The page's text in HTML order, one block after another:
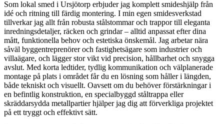
Som lokal smed i Ursjötorp erbjuder jag komplett smideshjälp från
idé och ritning till färdig montering. I min egen smidesverkstad
tillverkar jag allt från robusta stålstommar och trappor till eleganta
inredningsdetaljer, räcken och grindar – alltid anpassat efter dina
mått, funktionella behov och estetiska önskemål. Jag arbetar nära
såväl byggentreprenörer och fastighetsägare som industrier och
villaägare, och lägger stor vikt vid precision, hållbarhet och snygga
avslut. Med korta ledtider, tydlig kommunikation och välplanerade
montage på plats i området får du en lösning som håller i längden,
både tekniskt och visuellt. Oavsett om du behöver förstärkningar i
en befintlig konstruktion, en specialbyggd ståltrappa eller
skräddarsydda metallpartier hjälper jag dig att förverkliga projektet
på ett tryggt och effektivt sätt.